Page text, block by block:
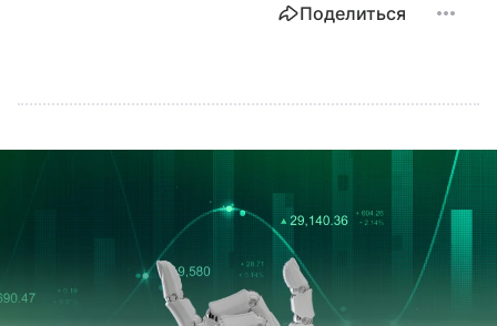
Поделиться